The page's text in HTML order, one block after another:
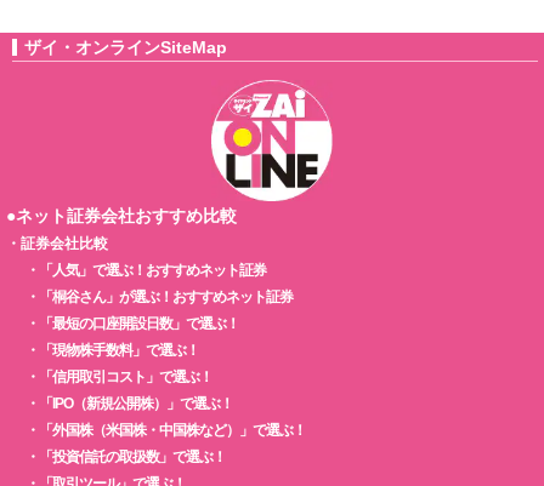
ザイ・オンラインSiteMap
●ネット証券会社おすすめ比較
・ 証券会社比較
・
「人気」で選ぶ！おすすめネット証券
・
「桐谷さん」が選ぶ！おすすめネット証券
・
「最短の口座開設日数」で選ぶ！
・
「現物株手数料」で選ぶ！
・
「信用取引コスト」で選ぶ！
・
「IPO（新規公開株）」で選ぶ！
・
「外国株（米国株・中国株など）」で選ぶ！
・
「投資信託の取扱数」で選ぶ！